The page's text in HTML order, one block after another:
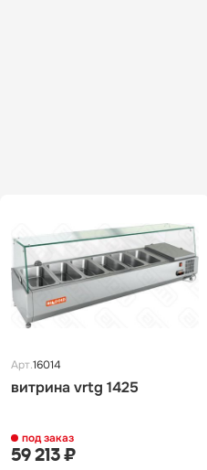
Арт.16014
витрина vrtg 1425
под заказ
59 213 ₽